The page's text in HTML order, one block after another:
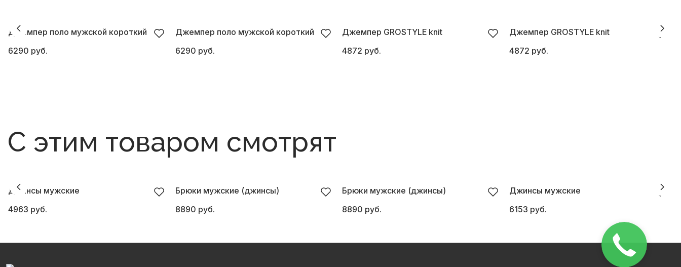
Джемпер поло мужской короткий
6290 руб.
Джемпер поло мужской короткий
6290 руб.
Джемпер GROSTYLE knit
4872 руб.
Джемпер GROSTYLE knit
4872 руб.
С этим товаром смотрят
Джинсы мужские
4963 руб.
Брюки мужские (джинсы)
8890 руб.
Брюки мужские (джинсы)
8890 руб.
Джинсы мужские
6153 руб.